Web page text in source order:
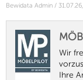
Bewidata Admin /
Wir
Ihre